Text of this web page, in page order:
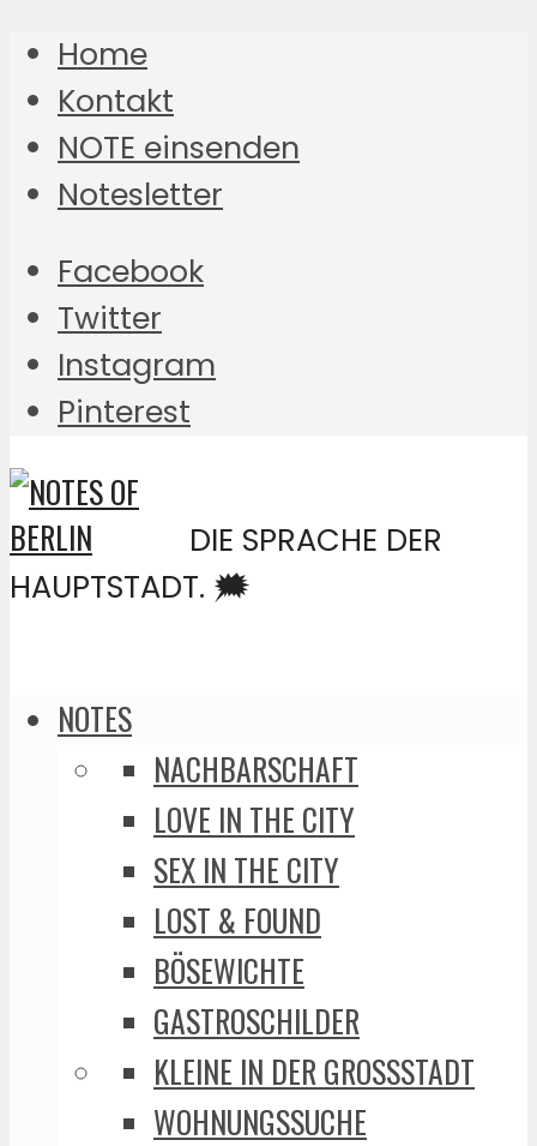
Home
Kontakt
NOTE einsenden
Notesletter
Facebook
Twitter
Instagram
Pinterest
DIE SPRACHE DER
HAUPTSTADT. 🗯️
NOTES
NACHBARSCHAFT
LOVE IN THE CITY
SEX IN THE CITY
LOST & FOUND
BÖSEWICHTE
GASTROSCHILDER
KLEINE IN DER GROSSSTADT
WOHNUNGSSUCHE